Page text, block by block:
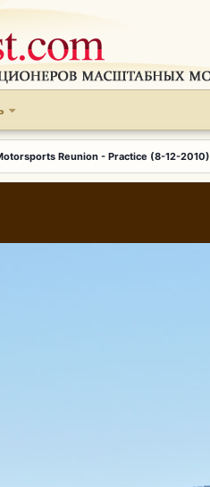
Reunion - Practice (8-12-2010)